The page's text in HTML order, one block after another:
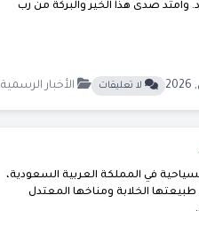
وامتد صدى هذا الخير والبركة من رب
لا تعليقات الأخبار الرسمية
في المملكة العربية السعودية،
الخلابة ومناخها المعتدل